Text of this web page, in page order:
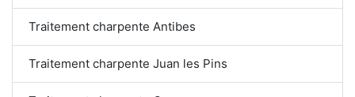
Traitement charpente Antibes
Traitement charpente Juan les Pins